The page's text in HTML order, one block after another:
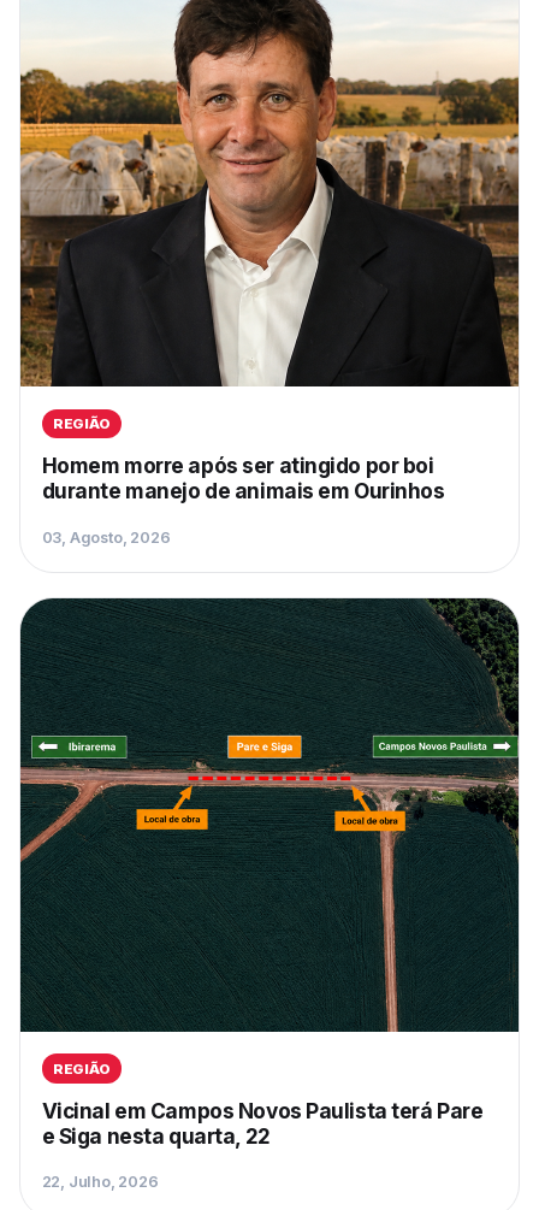
REGIÃO
Homem morre após ser atingido por boi
durante manejo de animais em Ourinhos
03, Agosto, 2026
REGIÃO
Vicinal em Campos Novos Paulista terá Pare
e Siga nesta quarta, 22
22, Julho, 2026